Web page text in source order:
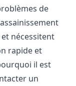
de
nécessitent
rapide et
il est
un